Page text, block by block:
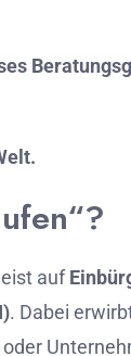
auf
. Dabei
oder